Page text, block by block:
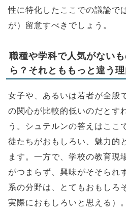
性に特化したここでの議論で
が）留意すべきでしょう。
職種や学科で人気がない
ら？それとももっと違う理
女子や、あるいは若者が全般
の関心が比較的低いのだとす
う。シュテルンの答えはここ
徒たちがおもしろい、魅力的
ます。一方で、学校の教育現
がつまらず、興味がそそられ
系の分野は、とてもおもしろ
実際におもしろいと思える）